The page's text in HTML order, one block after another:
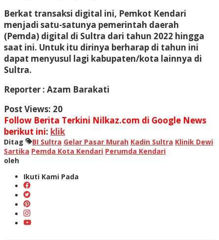
Berkat transaksi digital ini, Pemkot Kendari
menjadi satu-satunya pemerintah daerah
(Pemda) digital di Sultra dari tahun 2022 hingga
saat ini. Untuk itu dirinya berharap di tahun ini
dapat menyusul lagi kabupaten/kota lainnya di
Sultra.
Reporter : Azam Barakati
Post Views: 20
Follow Berita Terkini Nilkaz.com di Google News
berikut ini: klik
Ditag BI Sultra Gelar Pasar Murah Kadin Sultra Klinik Dewi
Sartika Pemda Kota Kendari Perumda Kendari
oleh
Ikuti Kami Pada